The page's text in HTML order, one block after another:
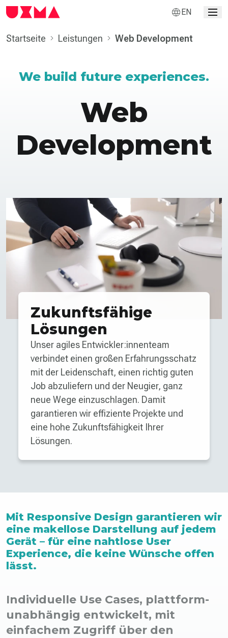
EN
Startseite Leistungen Web Development
We build future experiences.
Web
Development
Zukunfts­fähige
Lösungen
Unser agiles Entwickler:innenteam
verbindet einen großen Erfahrungs­schatz
mit der Leidenschaft, einen richtig guten
Job abzuliefern und der Neugier, ganz
neue Wege einzuschlagen. Damit
garantieren wir effiziente Projekte und
eine hohe Zukunfts­fähigkeit Ihrer
Lösungen.
Mit Responsive Design garantieren wir
eine makellose Darstellung auf jedem
Gerät – für eine nahtlose User
Experience, die keine Wünsche offen
lässt.
Individuelle Use Cases, plattform­
unabhängig entwickelt, mit
einfachem Zugriff über den